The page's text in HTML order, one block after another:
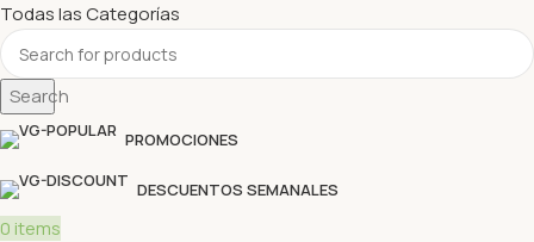
Todas las Categorías
Search
PROMOCIONES
DESCUENTOS SEMANALES
0 items